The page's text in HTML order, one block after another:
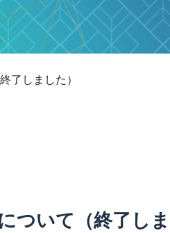
了しました）
ついて（終了しま